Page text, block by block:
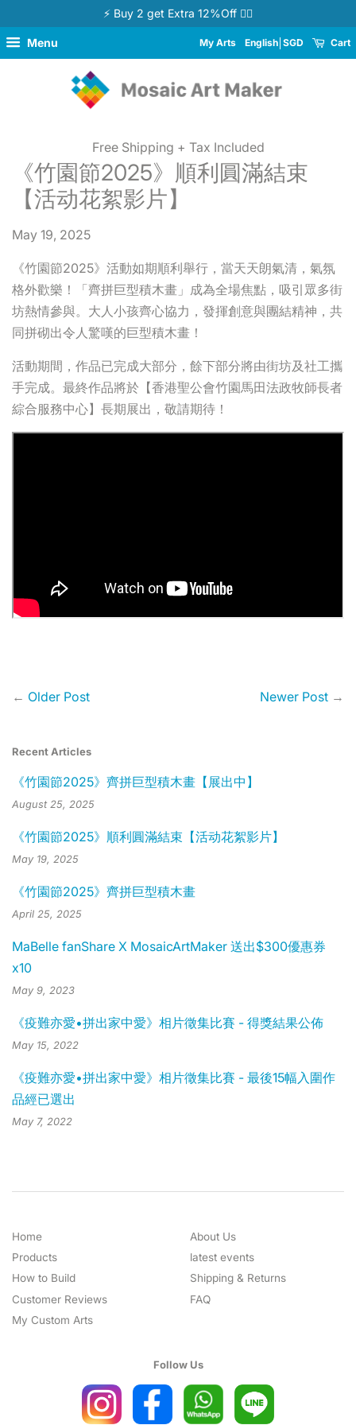
⚡ Buy 2 get Extra 12%Off 👉🏻
Menu My Arts English SGD Cart
Free Shipping + Tax Included
《竹園節2025》順利圓滿結束
【活动花絮影片】
May 19, 2025
《竹園節2025》活動如期順利舉行，當天天朗氣清，氣氛
格外歡樂！「齊拼巨型積木畫」成為全場焦點，吸引眾多街
坊熱情參與。大人小孩齊心協力，發揮創意與團結精神，共
同拼砌出令人驚嘆的巨型積木畫！
活動期間，作品已完成大部分，餘下部分將由街坊及社工攜
手完成。最終作品將於【香港聖公會竹園馬田法政牧師長者
綜合服務中心】長期展出，敬請期待！
← Older Post Newer Post →
Recent Articles
《竹園節2025》齊拼巨型積木畫【展出中】
August 25, 2025
《竹園節2025》順利圓滿結束【活动花絮影片】
May 19, 2025
《竹園節2025》齊拼巨型積木畫
April 25, 2025
MaBelle fanShare X MosaicArtMaker 送出$300優惠券
x10
May 9, 2023
《疫難亦愛•拼出家中愛》相片徵集比賽 - 得獎結果公佈
May 15, 2022
《疫難亦愛•拼出家中愛》相片徵集比賽 - 最後15幅入圍作
品經已選出
May 7, 2022
Home
Products
How to Build
Customer Reviews
My Custom Arts
About Us
latest events
Shipping & Returns
FAQ
Follow Us